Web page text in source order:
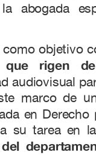
abogada
objetivo
que rigen
audiovisual
marco de
en Derecho
su tarea en